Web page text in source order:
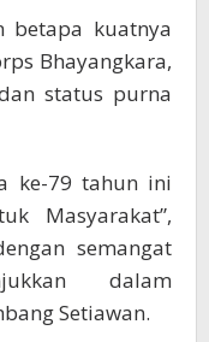
betapa kuatnya
Bhayangkara,
status purna
ke-79 tahun ini
Masyarakat”,
semangat
dalam
Setiawan.